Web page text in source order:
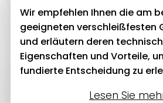
Wir empfehlen Ihnen die am
geeigneten verschleißfesten
und erläutern deren
Eigenschaften und Vorteile,
fundierte Entscheidung zu
Lesen Sie